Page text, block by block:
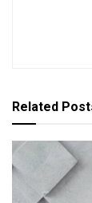
Related